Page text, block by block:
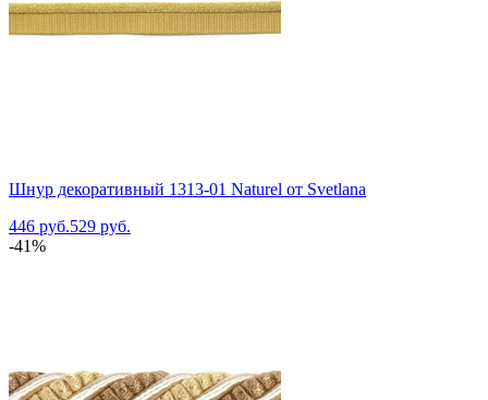
Шнур декоративный 1313-01 Naturel от Svetlana
446 руб.529 руб.
-41%